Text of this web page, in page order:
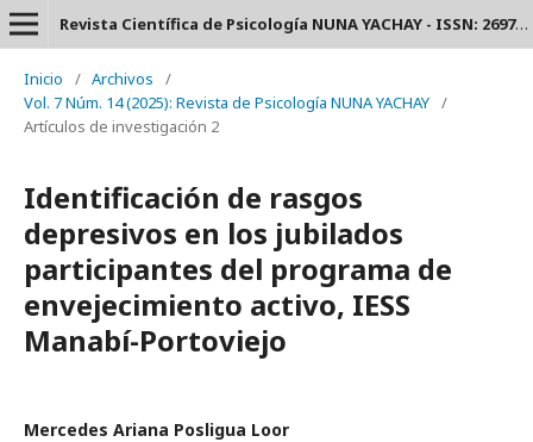
Revista Científica de Psicología NUNA YACHAY - ISSN: 2697-3588.
Inicio / Archivos
/
Vol. 7 Núm. 14 (2025): Revista de Psicología NUNA YACHAY /
Artículos de investigación 2
Identificación de rasgos
depresivos en los jubilados
participantes del programa de
envejecimiento activo, IESS
Manabí-Portoviejo
Mercedes Ariana Posligua Loor